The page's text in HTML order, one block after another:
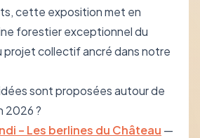
cette exposition met en
forestier exceptionnel du
projet collectif ancré dans notre
sont proposées autour de
2026 ?
– Les berlines du Château —